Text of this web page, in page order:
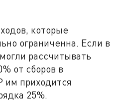
которые
ограниченна. Если в
рассчитывать
от сборов в
им приходится
25%.